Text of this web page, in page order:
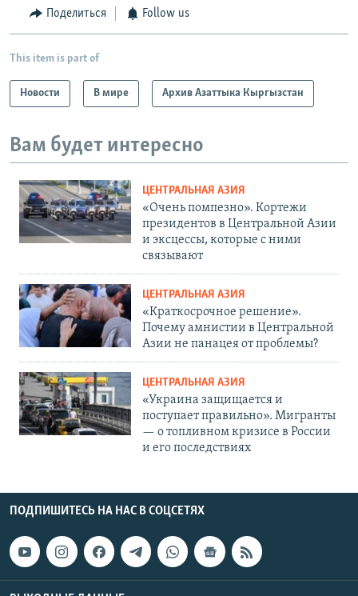
Поделиться Follow us
This item is part of
Новости В мире Архив Азаттыка Кыргызстан
Вам будет интересно
ЦЕНТРАЛЬНАЯ АЗИЯ
«Очень помпезно». Кортежи
президентов в Центральной Азии
и эксцессы, которые с ними
связывают
ЦЕНТРАЛЬНАЯ АЗИЯ
«Краткосрочное решение».
Почему амнистии в Центральной
Азии не панацея от проблемы?
ЦЕНТРАЛЬНАЯ АЗИЯ
«Украина защищается и
поступает правильно». Мигранты
— о топливном кризисе в России
и его последствиях
ПОДПИШИТЕСЬ НА НАС В СОЦСЕТЯХ